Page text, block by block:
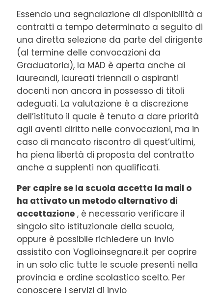
Essendo una segnalazione di disponibilità a
contratti a tempo determinato a seguito di
una diretta selezione da parte del dirigente
(al termine delle convocazioni da
Graduatoria), la MAD è aperta anche ai
laureandi, laureati triennali o aspiranti
docenti non ancora in possesso di titoli
adeguati. La valutazione è a discrezione
dell’istituto il quale è tenuto a dare priorità
agli aventi diritto nelle convocazioni, ma in
caso di mancato riscontro di quest’ultimi,
ha piena libertà di proposta del contratto
anche a supplenti non qualificati.
Per capire se la scuola accetta la mail o
ha attivato un metodo alternativo di
accettazione , è necessario verificare il
singolo sito istituzionale della scuola,
oppure è possibile richiedere un invio
assistito con Voglioinsegnare.it per coprire
in un solo clic tutte le scuole presenti nella
provincia e ordine scolastico scelto. Per
conoscere i servizi di invio